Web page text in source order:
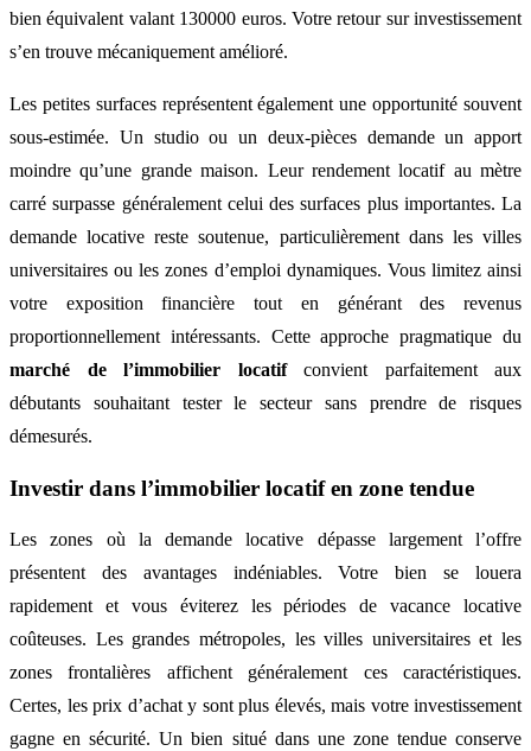
bien équivalent valant 130000 euros. Votre retour sur investissement
s’en trouve mécaniquement amélioré.
Les petites surfaces représentent également une opportunité souvent
sous-estimée. Un studio ou un deux-pièces demande un apport
moindre qu’une grande maison. Leur rendement locatif au mètre
carré surpasse généralement celui des surfaces plus importantes. La
demande locative reste soutenue, particulièrement dans les villes
universitaires ou les zones d’emploi dynamiques. Vous limitez ainsi
votre exposition financière tout en générant des revenus
proportionnellement intéressants. Cette approche pragmatique du
marché de l’immobilier locatifconvient parfaitement aux
débutants souhaitant tester le secteur sans prendre de risques
démesurés.
Investir dans l’immobilier locatif en zone tendue
Les zones où la demande locative dépasse largement l’offre
présentent des avantages indéniables. Votre bien se louera
rapidement et vous éviterez les périodes de vacance locative
coûteuses. Les grandes métropoles, les villes universitaires et les
zones frontalières affichent généralement ces caractéristiques.
Certes, les prix d’achat y sont plus élevés, mais votre investissement
gagne en sécurité. Un bien situé dans une zone tendue conserve